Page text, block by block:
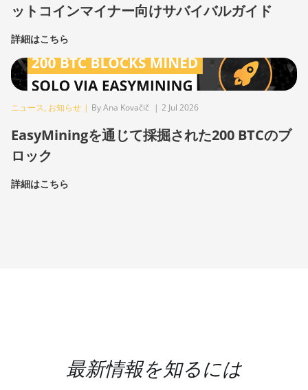
ットコインマイナー向けサバイバルガイド
詳細はこちら
ニュース, お知らせ | By Ana Kovačič | 2 Jul 2026
EasyMiningを通じて採掘された200 BTCのブ
ロック
詳細はこちら
最新情報を知るには